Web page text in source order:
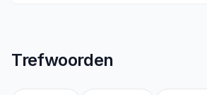
Trefwoorden